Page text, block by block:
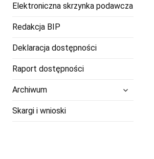
Elektroniczna skrzynka podawcza
Redakcja BIP
Deklaracja dostępności
Raport dostępności
Archiwum
Skargi i wnioski